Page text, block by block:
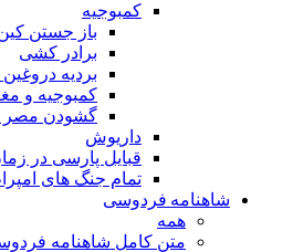
کمبوجیه
باز جستن کین
برادر کشی
بردیه
کمبوجیه و
گشودن مصر
داریوش
قبایل پارسی در
تمام جنگ های
شاهنامه فردوسی
همه
متن کامل شاهنامه